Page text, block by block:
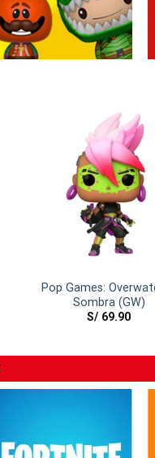
Pop Games:
Sombra (GW)
S/ 69.90